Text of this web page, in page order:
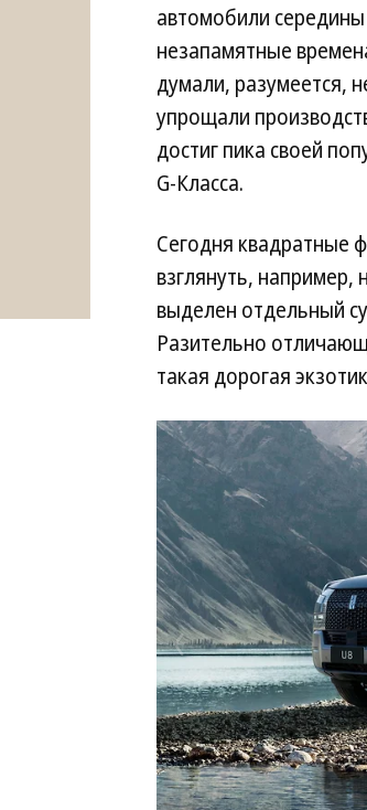
автомобили середины
незапамятные
думали, разумеется,
упрощали
достиг пика своей
G-Класса.
Сегодня квадратные
взглянуть,
выделен отдельный
Разительно
такая дорогая